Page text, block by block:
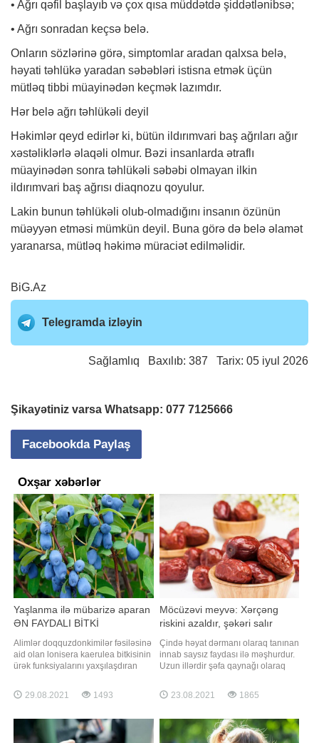
• Ağrı qəfil başlayıb və çox qısa müddətdə şiddətlənibsə;
• Ağrı sonradan keçsə belə.
Onların sözlərinə görə, simptomlar aradan qalxsa belə,
həyati təhlükə yaradan səbəbləri istisna etmək üçün
mütləq tibbi müayinədən keçmək lazımdır.
Hər belə ağrı təhlükəli deyil
Həkimlər qeyd edirlər ki, bütün ildırımvari baş ağrıları ağır
xəstəliklərlə əlaqəli olmur. Bəzi insanlarda ətraflı
müayinədən sonra təhlükəli səbəbi olmayan ilkin
ildırımvari baş ağrısı diaqnozu qoyulur.
Lakin bunun təhlükəli olub-olmadığını insanın özünün
müəyyən etməsi mümkün deyil. Buna görə də belə əlamət
yaranarsa, mütləq həkimə müraciət edilməlidir.
BiG.Az
Telegramda izləyin
Sağlamlıq Baxılıb: 387 Tarix: 05 iyul 2026
Şikayətiniz varsa Whatsapp: 077 7125666
Facebookda Paylaş
Oxşar xəbərlər
Yaşlanma ilə mübarizə aparan
ƏN FAYDALI BİTKİ
Alimlər doqquzdonkimilər fəsiləsinə
aid olan lonisera kaerulea bitkisinin
ürək funksiyalarını yaxşılaşdıran
Tərkibindəki yüksək miqdarda
antioksidantlar, vitaminlər və
faydalı bitkilərindən birinə çevirir.
Bitkinin bu xüsusiyyətləri barəd
29.08.2021 1493
Möcüzəvi meyvə: Xərçəng
riskini azaldır, şəkəri salır
Çində həyat dərmanı olaraq tanınan
innab saysız faydası ilə məşhurdur.
Uzun illərdir şəfa qaynağı olaraq
öyrənilib. -a istinadən xəbər verir ki,
innab yemək sizi bir çox
və C vitamini boldur. Ürək
sağlamlığı üçün xeyirlidir. Bağırsa
23.08.2021 1865